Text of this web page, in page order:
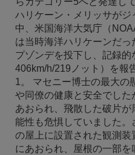
ハリケーン・メリッサが
中、米国海洋大気庁（
は当時海洋ハリケーンだ
プゾンデを投下し、記録的
406km/h/219ノット）を報
1。 マセニー博士の最大の
や同僚の健康と安全でし
あおられ、飛散した破片
能性も危惧していました
の屋上に設置された観測
にあおられ、屋根の一部